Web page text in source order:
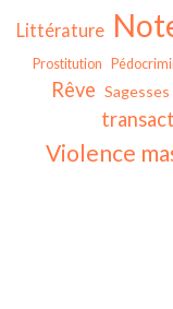
Littérature
Prostitution
Rêve
Violence